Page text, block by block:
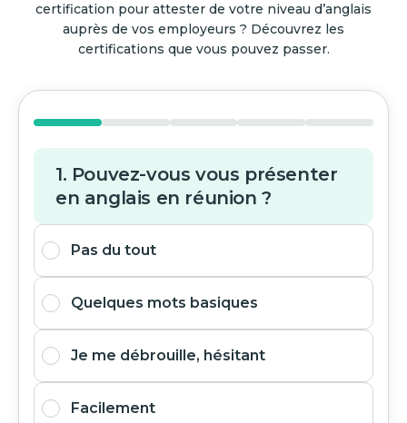
certification pour attester de votre niveau d’anglais
auprès de vos employeurs ? Découvrez les
certifications que vous pouvez passer.
1. Pouvez-vous vous présenter
en anglais en réunion ?
Pas du tout
Quelques mots basiques
Je me débrouille, hésitant
Facilement